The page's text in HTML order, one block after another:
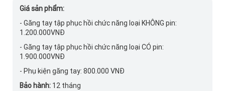
Giá sản phẩm:
- Găng tay tập phục hồi chức năng loại KHÔNG pin:
1.200.000VNĐ
- Găng tay tập phục hồi chức năng loại CÓ pin:
1.900.000VNĐ
- Phụ kiện găng tay: 800.000 VNĐ
Bảo hành: 12 tháng